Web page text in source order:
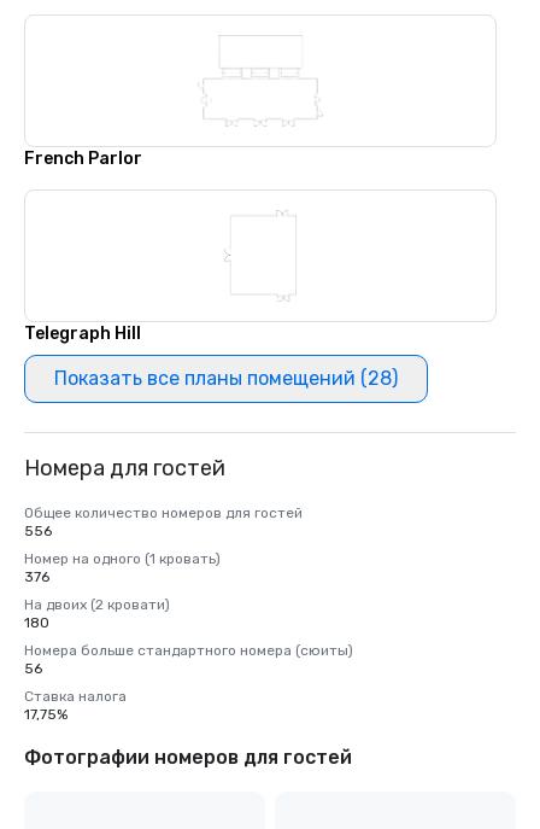
French Parlor
Telegraph Hill
Показать все планы помещений (28)
Номера для гостей
Общее количество номеров для гостей
556
Номер на одного (1 кровать)
376
На двоих (2 кровати)
180
Номера больше стандартного номера (сюиты)
56
Ставка налога
17,75%
Фотографии номеров для гостей